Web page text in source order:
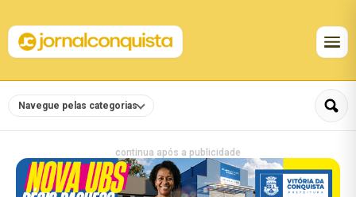
Navegue pelas categorias
continua após a publicidade